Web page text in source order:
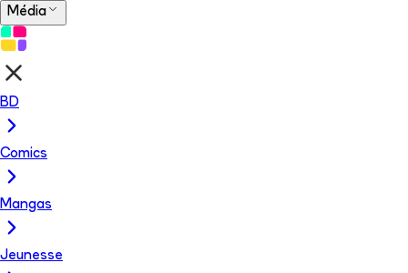
Média
BD
Comics
Mangas
Jeunesse